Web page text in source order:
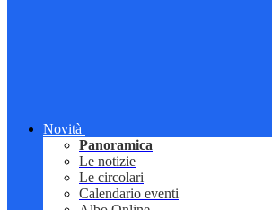
Novità
Panoramica
Le notizie
Le circolari
Calendario eventi